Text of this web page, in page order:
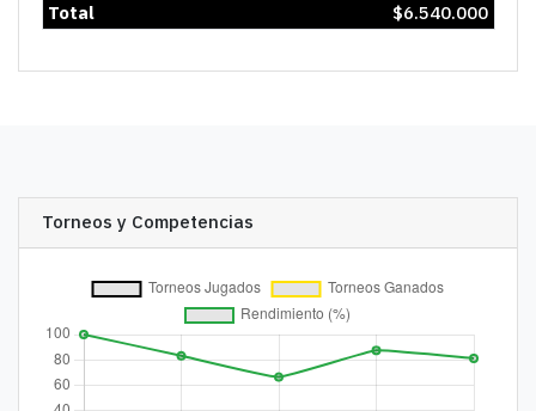
Total
$6.540.000
Torneos y Competencias